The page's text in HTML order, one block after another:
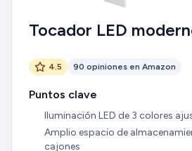
Tocador LED
4.5 90 opiniones en Amazon
Puntos clave
Iluminación LED de 3 colores
Amplio espacio de
cajones